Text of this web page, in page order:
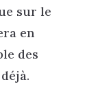
sur le
en
des